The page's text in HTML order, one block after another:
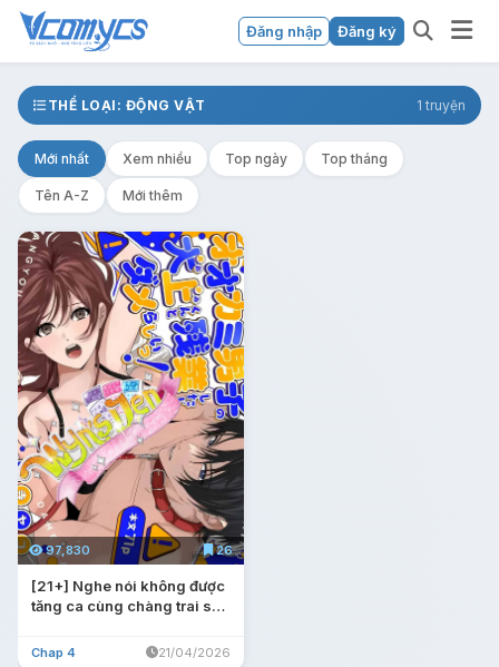
Đăng nhập Đăng ký
THỂ LOẠI: ĐỘNG VẬT 1 truyện
Mới nhất Xem nhiều Top ngày Top tháng
Tên A-Z Mới thêm
97,830 26
[21+] Nghe nói không được
tăng ca cùng chàng trai sói
Chap 4 21/04/2026